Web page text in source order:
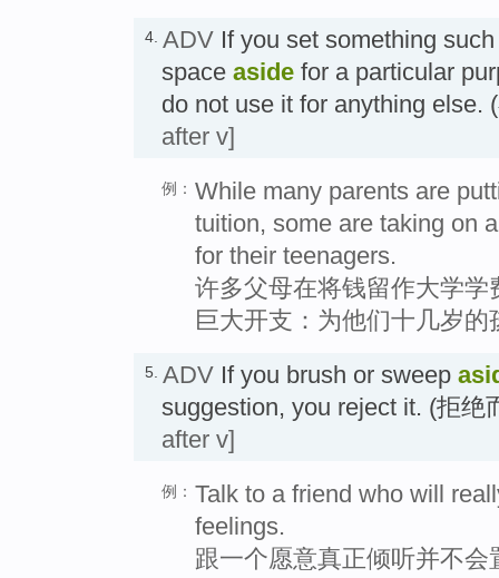
4. ADV If you set something
space aside for a particular
do not use it for anything else.
after v]
例： While many parents are
tuition, some are taking on
for their teenagers.
许多父母在将钱留作大学
巨大开支：为他们十几岁的
5. ADV If you brush or sweep
suggestion, you reject it. (拒
after v]
例： Talk to a friend who will
feelings.
跟一个愿意真正倾听并不